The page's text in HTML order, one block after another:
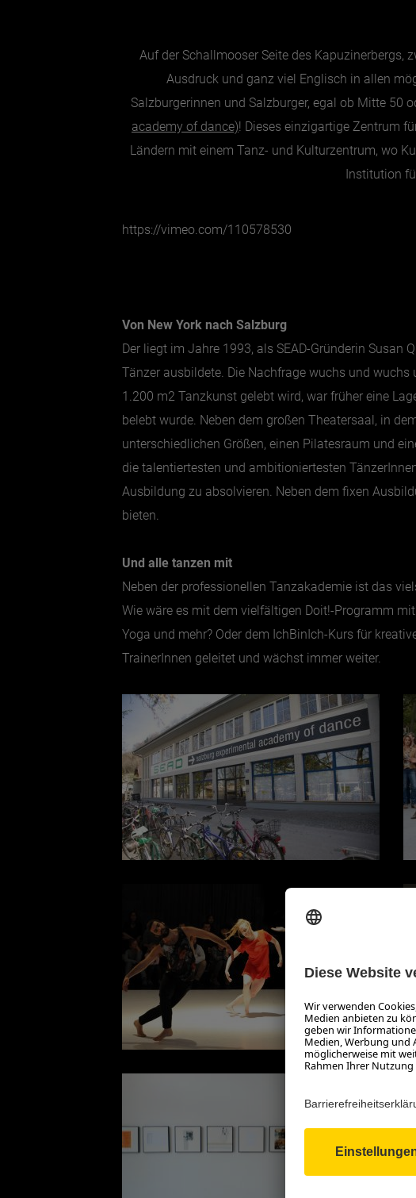
Auf der Schallmooser Seite des Kapuzinerbergs,
Ausdruck und ganz viel Englisch in allen
Salzburgerinnen und Salzburger, egal ob Mitte 50
academy of dance)! Dieses einzigartige Zentrum
Ländern mit einem Tanz- und Kulturzentrum, wo
Institution
https://vimeo.com/110578530
Von New York nach Salzburg
Der liegt im Jahre 1993, als SEAD-Gründerin
Tänzer ausbildete. Die Nachfrage wuchs und
1.200 m2 Tanzkunst gelebt wird, war früher eine
belebt wurde. Neben dem großen Theatersaal, in
unterschiedlichen Größen, einen Pilatesraum und
die talentiertesten und ambitioniertesten
Ausbildung zu absolvieren. Neben dem fixen
bieten.
Und alle tanzen mit
Neben der professionellen Tanzakademie ist das
Wie wäre es mit dem vielfältigen Doit!-Programm
Yoga und mehr? Oder dem IchBinIch-Kurs für
TrainerInnen geleitet und wächst immer weiter.